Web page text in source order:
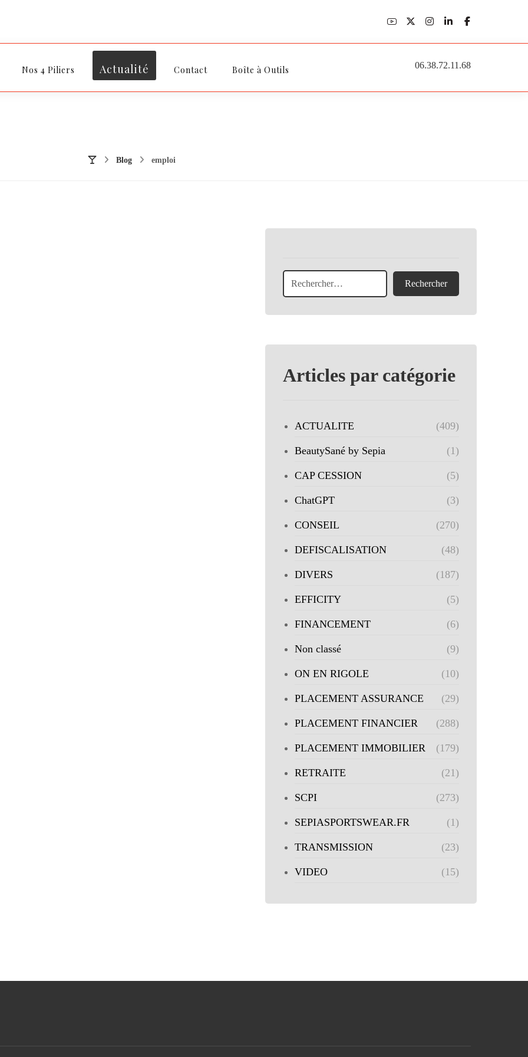
Nos 4 Piliers Actualité Contact Boîte à Outils 06.38.72.11.68
Blog emploi
Articles par catégorie
ACTUALITE (409)
BeautySané by Sepia (1)
CAP CESSION (5)
ChatGPT (3)
CONSEIL (270)
DEFISCALISATION (48)
DIVERS (187)
EFFICITY (5)
FINANCEMENT (6)
Non classé (9)
ON EN RIGOLE (10)
PLACEMENT ASSURANCE (29)
PLACEMENT FINANCIER (288)
PLACEMENT IMMOBILIER (179)
RETRAITE (21)
SCPI (273)
SEPIASPORTSWEAR.FR (1)
TRANSMISSION (23)
VIDEO (15)